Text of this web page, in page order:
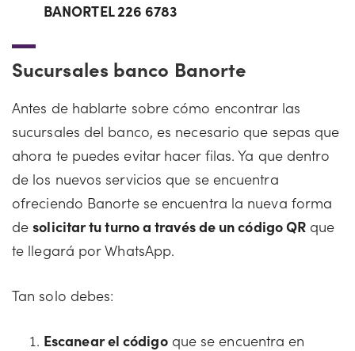
BANORTEL 226 6783
Sucursales banco Banorte
Antes de hablarte sobre cómo encontrar las
sucursales del banco, es necesario que sepas que
ahora te puedes evitar hacer filas. Ya que dentro
de los nuevos servicios que se encuentra
ofreciendo Banorte se encuentra la nueva forma
desolicitar tu turno a través de un código QR que
te llegará por WhatsApp.
Tan solo debes:
Escanear el códigoque se encuentra en